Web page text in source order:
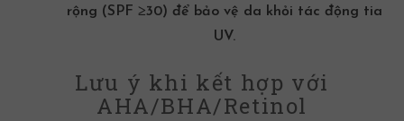
rộng (SPF ≥30) để bảo vệ da khỏi tác động tia
UV.
Lưu ý khi kết hợp với
AHA/BHA/Retinol